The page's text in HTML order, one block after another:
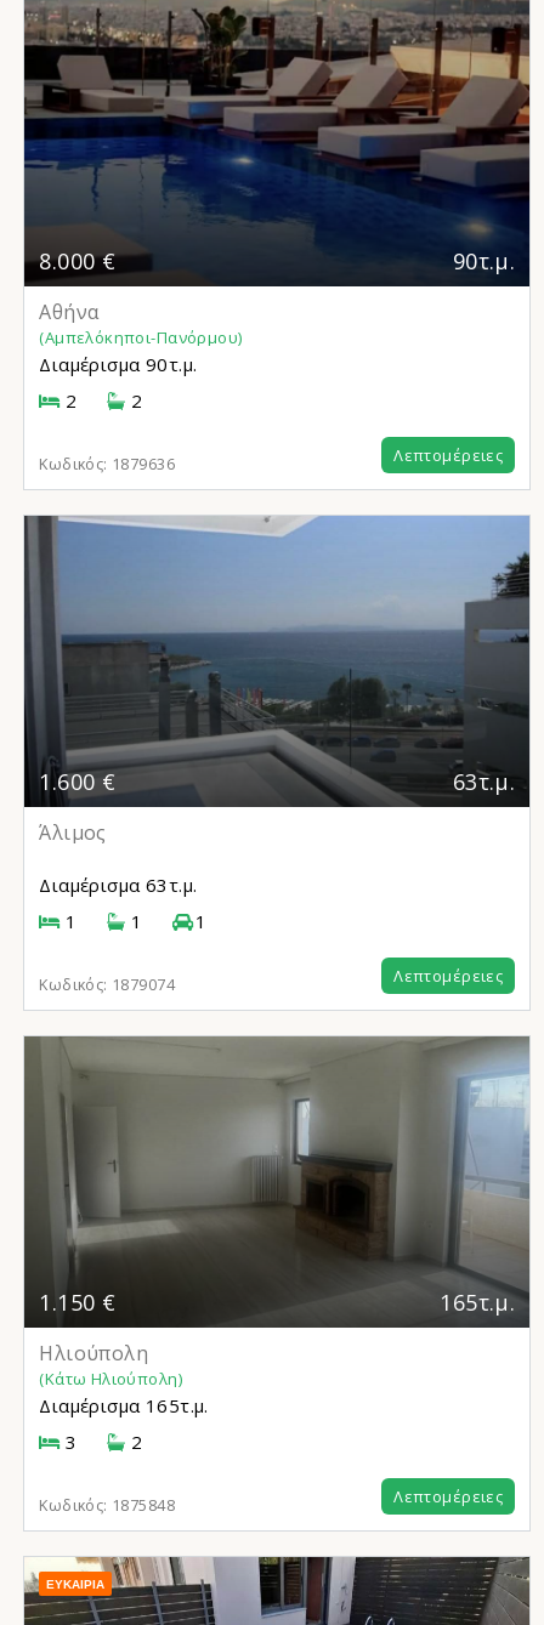
8.000 € 90τ.μ.
Αθήνα
(Αμπελόκηποι-Πανόρμου)
Διαμέρισμα 90τ.μ.
2
2
Κωδικός: 1879636 Λεπτομέρειες
1.600 € 63τ.μ.
Άλιμος
Διαμέρισμα 63τ.μ.
1
1 1
Κωδικός: 1879074 Λεπτομέρειες
1.150 € 165τ.μ.
Ηλιούπολη
(Κάτω Ηλιούπολη)
Διαμέρισμα 165τ.μ.
3
2
Κωδικός: 1875848 Λεπτομέρειες
ΕΥΚΑΙΡΊΑ